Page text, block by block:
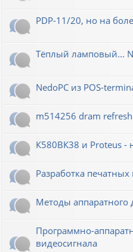
PDP-11/20, но на
Тёплый ламповый...
NedoPC из POS-
m514256 dram
К580ВК38 и Proteus
Разработка печатных
Методы аппаратного
Программно-
видеосигнала